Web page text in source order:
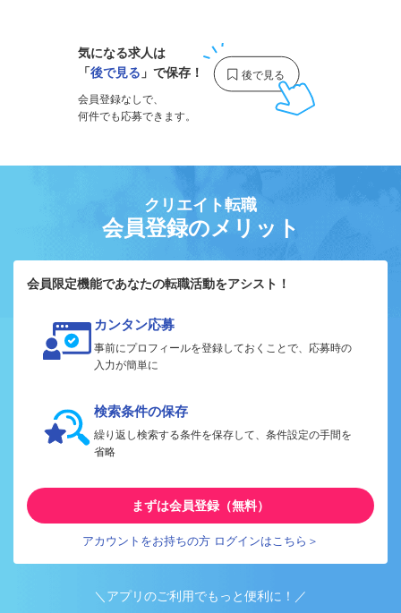
気になる求人は
「後で見る 」で保存！
会員登録なしで、
何件でも応募できます。
クリエイト転職
会員登録のメリット
会員限定機能であなたの転職活動をアシスト！
カンタン応募
事前にプロフィールを登録しておくことで、応募時の
入力が簡単に
検索条件の保存
繰り返し検索する条件を保存して、条件設定の手間を
省略
まずは会員登録（無料）
アカウントをお持ちの方 ログインはこちら＞
＼アプリのご利用でもっと便利に！／